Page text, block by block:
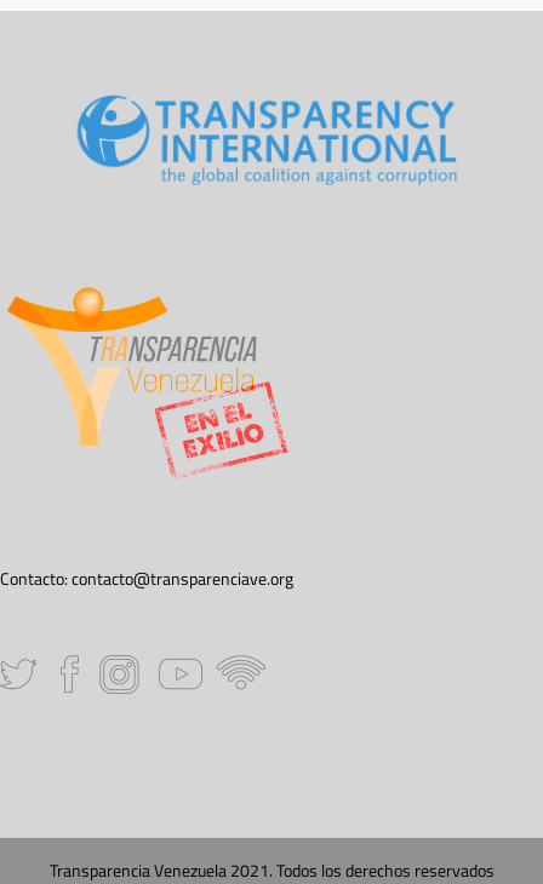
Contacto:contacto@transparenciave.org
Transparencia Venezuela 2021. Todos los derechos reservados